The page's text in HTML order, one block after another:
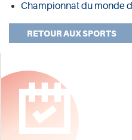
Championnat du monde
RETOUR AUX SPORTS